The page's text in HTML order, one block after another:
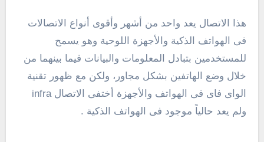
هذا الاتصال يعد واحد من أشهر وأقوى أنواع الاتصالات
فى الهواتف الذكية والأجهزة اللوحية وهو يسمح
للمستخدمين بتبادل المعلومات والبيانات فيما بينهما من
خلال وضع الهاتفين بشكل مجاور، ولكن مع ظهور تقنية
الواى فاى فى الهواتف والأجهزة أختفى الاتصال infra
ولم يعد حالياً موجود فى الهواتف الذكية .